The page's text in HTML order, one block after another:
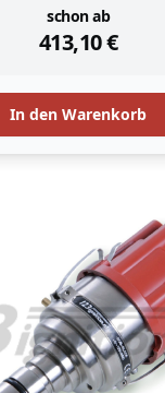
schon ab
413,10€
instock
In den Warenkorb